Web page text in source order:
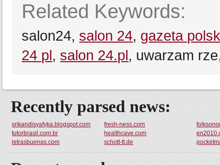
Related Keywords:
salon24, salon 24, gazeta
24 pl, salon 24.pl, uwarzam
Recently parsed news:
srikandisyafyka.blogspot.com fresh-ness.com
tutorbrasil.com.br
healthcave.com
letrasbuenas.com
schott-tt.de